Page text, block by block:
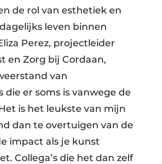
de rol van esthetiek en
leven binnen
Perez, projectleider
en Zorg bij Cordaan,
van
er soms is vanwege de
is het leukste van mijn
dan te overtuigen van de
impact als je kunst
Collega’s die het dan zelf